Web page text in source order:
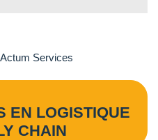
Services
EN LOGISTIQUE
CHAIN